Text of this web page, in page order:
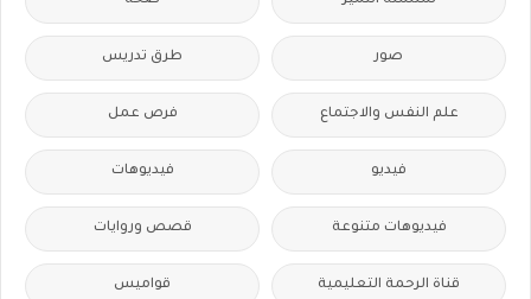
صور طرق تدريس
علم النفس والاجتماع فرص عمل
فيديو فيديوهات
فيديوهات متنوعة قصص وروايات
قناة الرحمة التعليمية قواميس